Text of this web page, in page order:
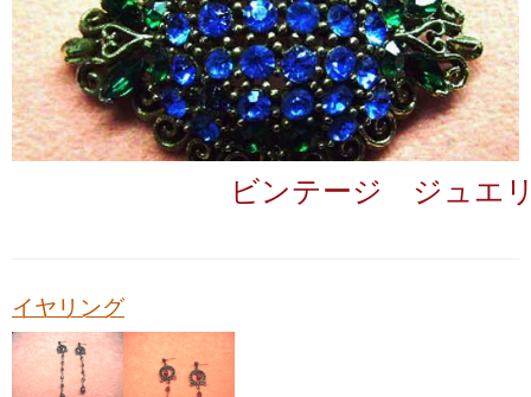
プ
ビンテージ ジュエ
イヤリング